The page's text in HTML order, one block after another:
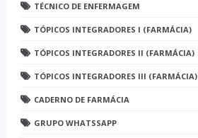
TÉCNICO DE ENFERMAGEM
TÓPICOS INTEGRADORES I (FARMÁCIA)
TÓPICOS INTEGRADORES II (FARMÁCIA)
TÓPICOS INTEGRADORES III (FARMÁCIA)
CADERNO DE FARMÁCIA
GRUPO WHATSSAPP